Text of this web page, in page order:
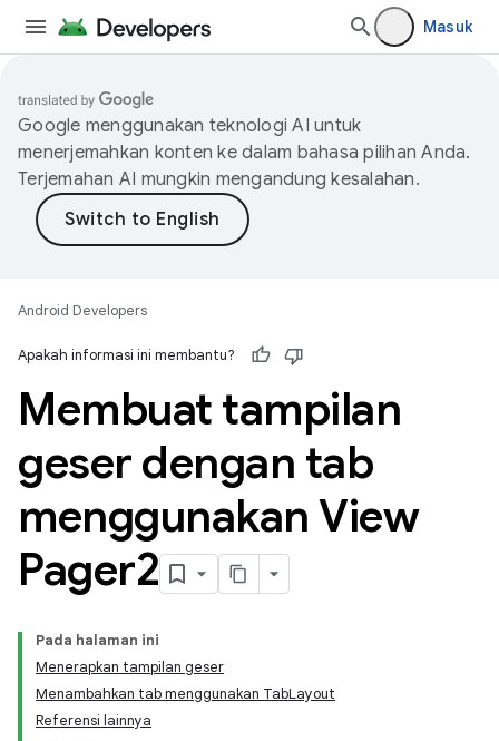
Masuk
Google menggunakan teknologi AI untuk
menerjemahkan konten ke dalam bahasa pilihan Anda.
Terjemahan AI mungkin mengandung kesalahan.
Android Developers
Apakah informasi ini membantu?
Membuat tampilan
geser dengan tab
menggunakan View
Pager2
Pada halaman ini
Menerapkan tampilan geser
Menambahkan tab menggunakan TabLayout
Referensi lainnya